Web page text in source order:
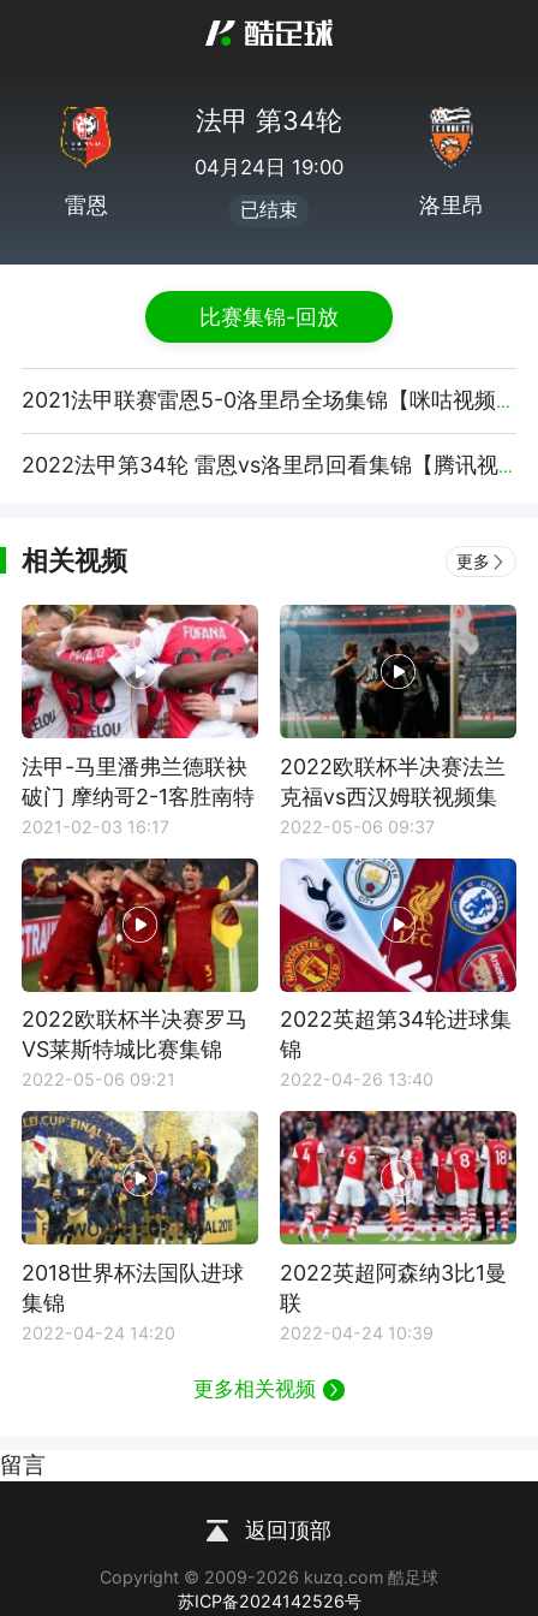
雷恩
法甲 第34轮
04月24日 19:00
已结束 洛里昂
比赛集锦-回放
2021法甲联赛雷恩5-0洛里昂全场集锦【咪咕视频】
2022法甲第34轮 雷恩vs洛里昂回看集锦【腾讯视频】
相关视频 更多
法甲-马里潘弗兰德联袂
破门 摩纳哥2-1客胜南特
豪取5连胜
2021-02-03 16:17
2022欧联杯半决赛法兰
克福vs西汉姆联视频集
锦
2022-05-06 09:37
2022欧联杯半决赛罗马
VS莱斯特城比赛集锦
2022-05-06 09:21
2022英超第34轮进球集
锦
2022-04-26 13:40
2018世界杯法国队进球
集锦
2022-04-24 14:20
2022英超阿森纳3比1曼
联
2022-04-24 10:39
更多相关视频
留言
返回顶部
Copyright © 2009-2026 kuzq.com 酷足球
苏ICP备2024142526号